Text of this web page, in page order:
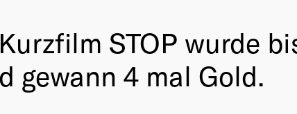
STOP wurde
gewann 4 mal Gold.